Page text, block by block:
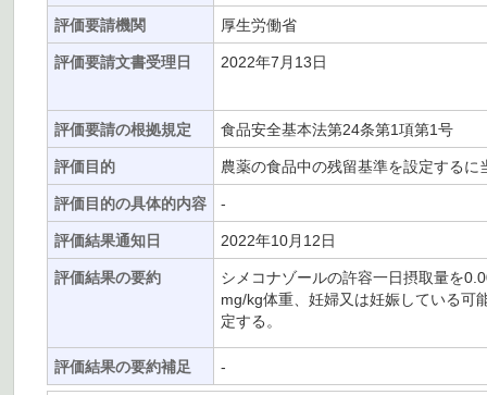
評価要請機関 厚生労働省
評価要請文書受理日 2022年7月13日
評価要請の根拠規定 食品安全基本法第24条第1項第1号
評価目的 農薬の食品中の残留基準を設定するに
評価目的の具体的内容 -
評価結果通知日 2022年10月12日
評価結果の要約
シメコナゾールの許容一日摂取量を
mg/kg体重、妊婦又は妊娠している可
定する。
評価結果の要約補足 -